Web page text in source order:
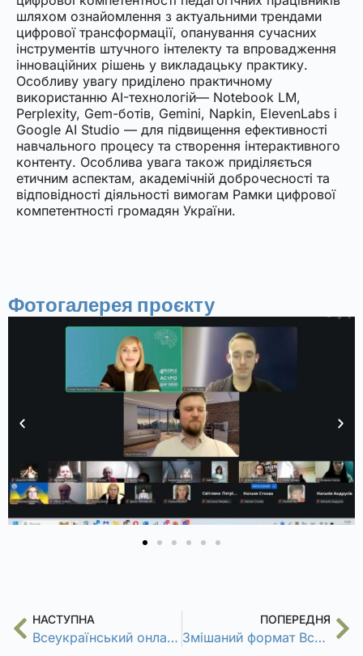
шляхом ознайомлення з актуальними трендами
цифрової трансформації, опанування сучасних
інструментів штучного інтелекту та впровадження
інноваційних рішень у викладацьку практику.
Особливу увагу приділено практичному
використанню AI-технологій— Notebook LM,
Perplexity, Gem-ботів, Gemini, Napkin, ElevenLabs і
Google AI Studio — для підвищення ефективності
навчального процесу та створення інтерактивного
контенту. Особлива увага також приділяється
етичним аспектам, академічній доброчесності та
відповідності діяльності вимогам Рамки цифрової
компетентності громадян України.
Фотогалерея проєкту
НАСТУПНА
Всеукраїнський онлайн-курс Фінансова грамотність: рівень PRO
ПОПЕРЕДНЯ
Змішаний формат Всеукраїнська зимова школа “Компетентності майбутнього”